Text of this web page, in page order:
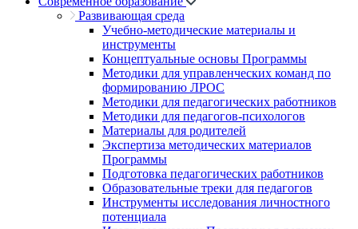
Развивающая среда
Учебно-методические материалы и
инструменты
Концептуальные основы Программы
Методики для управленческих команд по
формированию ЛРОС
Методики для педагогических работников
Методики для педагогов-психологов
Материалы для родителей
Экспертиза методических материалов
Программы
Подготовка педагогических работников
Образовательные треки для педагогов
Инструменты исследования личностного
потенциала